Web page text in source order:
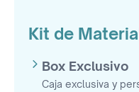
Kit de
Box Exclusivo
Caja exclusiva y